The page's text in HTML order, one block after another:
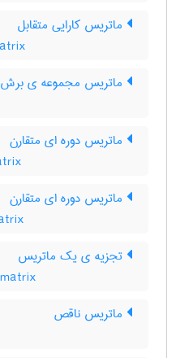
ماتریس کارایی متقابل
ماتریس مجموعه ی برش
ماتریس دوره ای متقارن
ماتریس دوره ای متقارن
تجزیه ی یک ماتریس
ماتریس ناقص